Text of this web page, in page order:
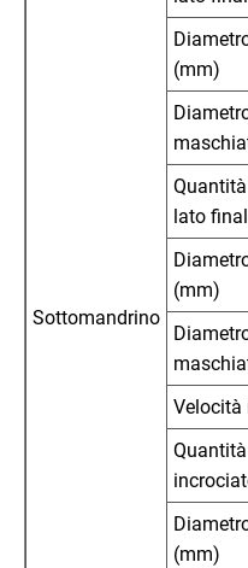
Sottomandrino
(mm)
lato
(mm)
Velocità
(mm)